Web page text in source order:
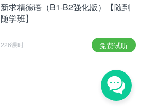
新求精德语（B1-B2强化版）【随到
随学班】
226课时 免费试听